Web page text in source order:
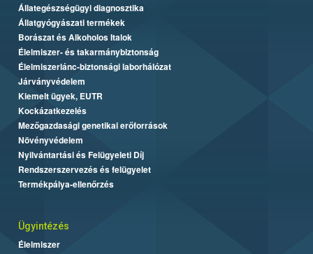
Állategészségügyi diagnosztika
Állatgyógyászati termékek
Borászat és Alkoholos Italok
Élelmiszer- és takarmánybiztonság
Élelmiszerlánc-biztonsági laborhálózat
Járványvédelem
Kiemelt ügyek, EUTR
Kockázatkezelés
Mezőgazdasági genetikai erőforrások
Növényvédelem
Nyilvántartási és Felügyeleti Díj
Rendszerszervezés és felügyelet
Termékpálya-ellenőrzés
Ügyintézés
Élelmiszer